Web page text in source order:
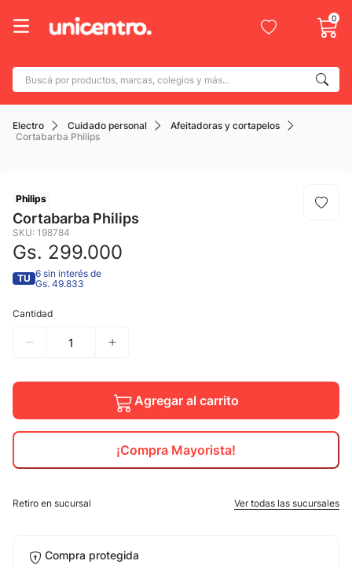
0
Buscá por productos, marcas, colegios y más...
Electro Cuidado personal
Afeitadoras y cortapelos
Cortabarba Philips
Philips
Cortabarba Philips
SKU: 198784
Gs. 299.000
TU 6 sin interés de
Gs. 49.833
Cantidad
Agregar al carrito
¡Compra Mayorista!
Retiro en sucursal Ver todas las sucursales
Compra protegida
Términos más buscados
1. adidas
4. mochila
5.
6. caterpillar
10. jdy